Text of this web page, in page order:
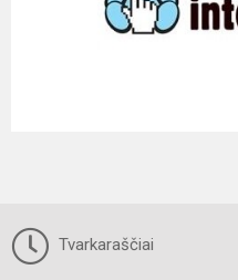
Tvarkaraščiai